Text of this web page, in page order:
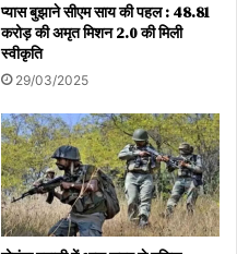
प्यास बुझाने सीएम साय की पहल : 48.81
करोड़ की अमृत मिशन 2.0 की मिली
स्वीकृति
29/03/2025